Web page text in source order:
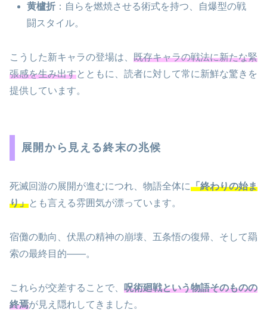
黄櫨折 ：自らを燃焼させる術式を持つ、自爆型の戦
闘スタイル。
こうした新キャラの登場は、 既存キャラの戦法に新たな緊
張感を生み出すとともに、読者に対して常に新鮮な驚きを
提供しています。
展開から見える終末の兆候
死滅回游の展開が進むにつれ、物語全体に「終わりの始ま
り」とも言える雰囲気が漂っています。
宿儺の動向、伏黒の精神の崩壊、五条悟の復帰、そして羂
索の最終目的——。
これらが交差することで、 呪術廻戦という物語そのものの
終焉が見え隠れしてきました。